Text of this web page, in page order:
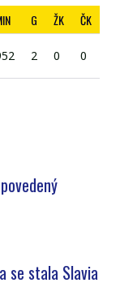
G ŽK ČK
2 0 0
se stala Slavia